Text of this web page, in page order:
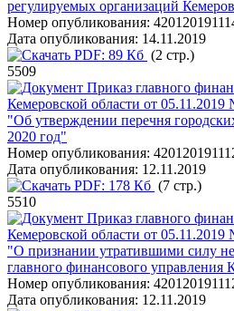
регулируемых организаций
Номер опубликования:
Дата опубликования: 14.11.2019
PDF: 89 Кб (2 стр.)
5509
Приказ главного
Кемеровской области от 05.11.2019
"Об утверждении перечня
2020 год"
Номер опубликования:
Дата опубликования: 12.11.2019
PDF: 178 Кб (7 стр.)
5510
Приказ главного
Кемеровской области от 05.11.2019
"О признании утратившими силу
главного финансового управления
Номер опубликования:
Дата опубликования: 12.11.2019